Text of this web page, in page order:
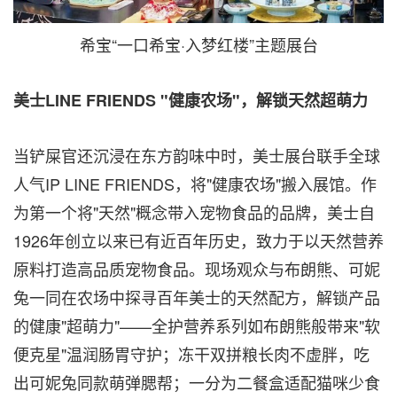
希宝“一口希宝·入梦红楼”主题展台
美士LINE FRIENDS "健康农场"，解锁天然超萌力
当铲屎官还沉浸在东方韵味中时，美士展台联手全球
人气IP LINE FRIENDS，将"健康农场"搬入展馆。作
为第一个将"天然"概念带入宠物食品的品牌，美士自
1926年创立以来已有近百年历史，致力于以天然营养
原料打造高品质宠物食品。现场观众与布朗熊、可妮
兔一同在农场中探寻百年美士的天然配方，解锁产品
的健康"超萌力"——全护营养系列如布朗熊般带来"软
便克星"温润肠胃守护；冻干双拼粮长肉不虚胖，吃
出可妮兔同款萌弹腮帮；一分为二餐盒适配猫咪少食